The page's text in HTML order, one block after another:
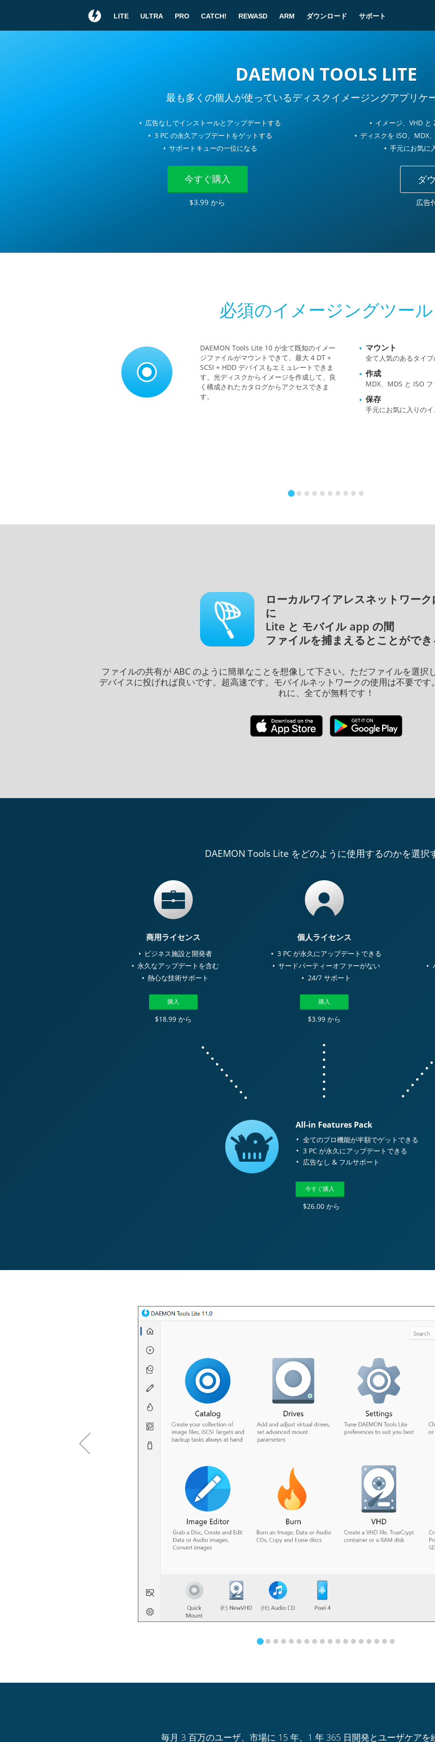
LITE ULTRA PRO CATCH! REWASD ARM ダウンロード サポート
DAEMON TOOLS LITE
最も多くの個人が使っているディスクイメージングアプリケ
広告なしでインストールとアップデートする
3 PC の永久アップデートをゲットする
サポートキューの一位になる
今すぐ購入
$3.99 から
イメージ、VHD と
ディスクを ISO、MDX
手元にお気に
ダ
広告
必須のイメージングツール
DAEMON Tools Lite 10 が全て既知のイメー
ジファイルがマウントできて、最大 4 DT +
SCSI + HDD デバイスもエミュレートできま
す。光ディスクからイメージを作成して、良
く構成されたカタログからアクセスできま
す。
マウント
全て人気のあるタイ
作成
MDX、MDS と ISO
保存
手元にお気に入りの
ローカルワイアレスネットワーク
に
Lite と モバイル app の間
ファイルを捕まえるとことがで
ファイルの共有が ABC のように簡単なことを想像して下さい。ただファイルを選択
デバイスに投げれば良いです。超高速です。モバイルネットワークの使用は不要で
れに、全てが無料です！
DAEMON Tools Lite をどのように使用するのかを選択
商用ライセンス
ビジネス施設と開発者
永久なアップデートを含む
熱心な技術サポート
購入
$18.99 から
個人ライセンス
3 PC が永久にアップデートできる
サードパーティーオファーがない
24/7 サポート
購入
$3.99 から
All-in Features Pack
全てのプロ機能が半額でゲットできる
3 PC が永久にアップデートできる
広告なし & フルサポート
今すぐ購入
$26.00 から
毎月 3 百万のユーザ、市場に 15 年、1 年 365 日開発とユーザケアを
イメージエディタ
DAEMON Tools Lite の目的は持っているファイルを処理し、光デ
ィスク、データファイルとオーディオ CD からイメージを新規作成
$8.99$3.99